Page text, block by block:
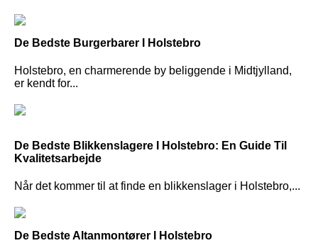
De Bedste Burgerbarer I Holstebro
Holstebro, en charmerende by beliggende i Midtjylland,
er kendt for...
De Bedste Blikkenslagere I Holstebro: En Guide Til
Kvalitetsarbejde
Når det kommer til at finde en blikkenslager i Holstebro,...
De Bedste Altanmontører I Holstebro